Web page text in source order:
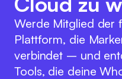
Werde Mitglied der
Plattform, die
verbindet – und
Tools, die deine